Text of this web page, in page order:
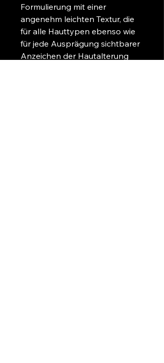
Formulierung mit einer
angenehm leichten Textur, die
für alle Hauttypen ebenso wie
für jede Ausprägung sichtbarer
Anzeichen der Hautalterung